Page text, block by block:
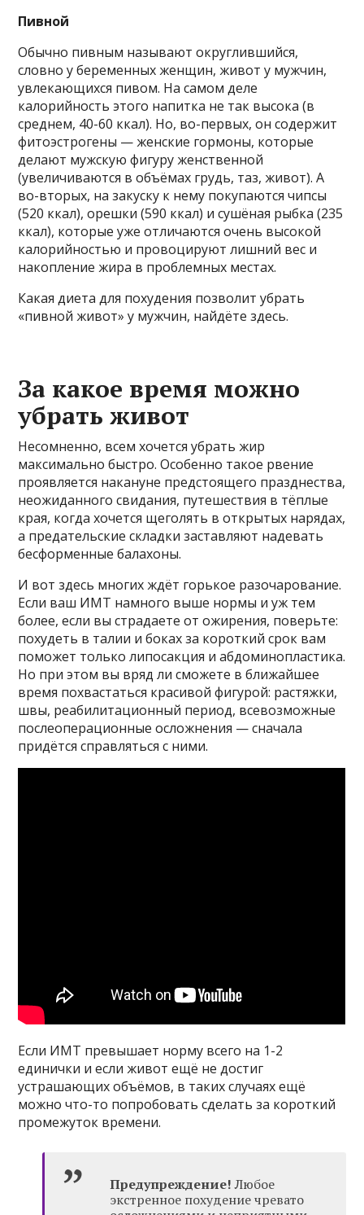
Пивной
Обычно пивным называют округлившийся,
словно у беременных женщин, живот у мужчин,
увлекающихся пивом. На самом деле
калорийность этого напитка не так высока (в
среднем, 40-60 ккал). Но, во-первых, он содержит
фитоэстрогены — женские гормоны, которые
делают мужскую фигуру женственной
(увеличиваются в объёмах грудь, таз, живот). А
во-вторых, на закуску к нему покупаются чипсы
(520 ккал), орешки (590 ккал) и сушёная рыбка (235
ккал), которые уже отличаются очень высокой
калорийностью и провоцируют лишний вес и
накопление жира в проблемных местах.
Какая диета для похудения позволит убрать
«пивной живот» у мужчин, найдёте здесь.
За какое время можно
убрать живот
Несомненно, всем хочется убрать жир
максимально быстро. Особенно такое рвение
проявляется накануне предстоящего празднества,
неожиданного свидания, путешествия в тёплые
края, когда хочется щеголять в открытых нарядах,
а предательские складки заставляют надевать
бесформенные балахоны.
И вот здесь многих ждёт горькое разочарование.
Если ваш ИМТ намного выше нормы и уж тем
более, если вы страдаете от ожирения, поверьте:
похудеть в талии и боках за короткий срок вам
поможет только липосакция и абдоминопластика.
Но при этом вы вряд ли сможете в ближайшее
время похвастаться красивой фигурой: растяжки,
швы, реабилитационный период, всевозможные
послеоперационные осложнения — сначала
придётся справляться с ними.
Если ИМТ превышает норму всего на 1-2
единички и если живот ещё не достиг
устрашающих объёмов, в таких случаях ещё
можно что-то попробовать сделать за короткий
промежуток времени.
Предупреждение!Любое
экстренное похудение чревато